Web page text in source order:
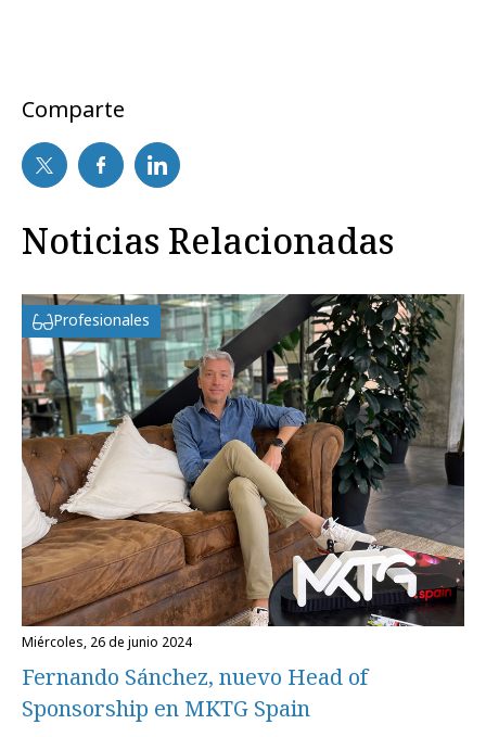
Comparte
Noticias Relacionadas
Profesionales
miércoles, 26 de junio 2024
Fernando Sánchez, nuevo Head of
Sponsorship en MKTG Spain